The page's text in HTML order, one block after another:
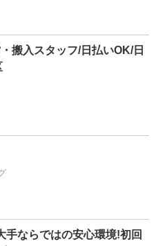
搬入スタッフ/日払いOK/日
手ならではの安心環境!初回